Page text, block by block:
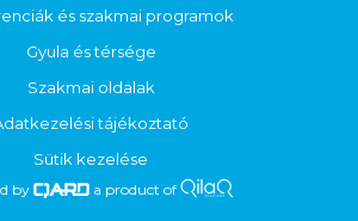
és szakmai programok
Gyula és térsége
Szakmai oldalak
tájékoztató
Sütik kezelése
by a product of